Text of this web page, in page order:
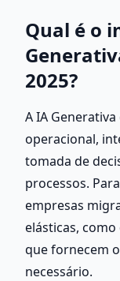
Qual é o
2025?
A IA
operacional,
tomada de
processos.
empresas
elásticas,
que fornecem
necessário.